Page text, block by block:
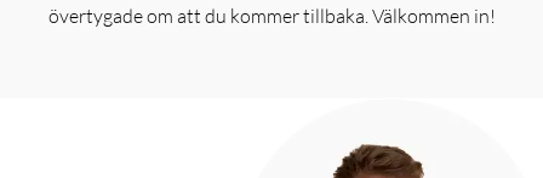
övertygade om att du kommer tillbaka. Välkommen in!